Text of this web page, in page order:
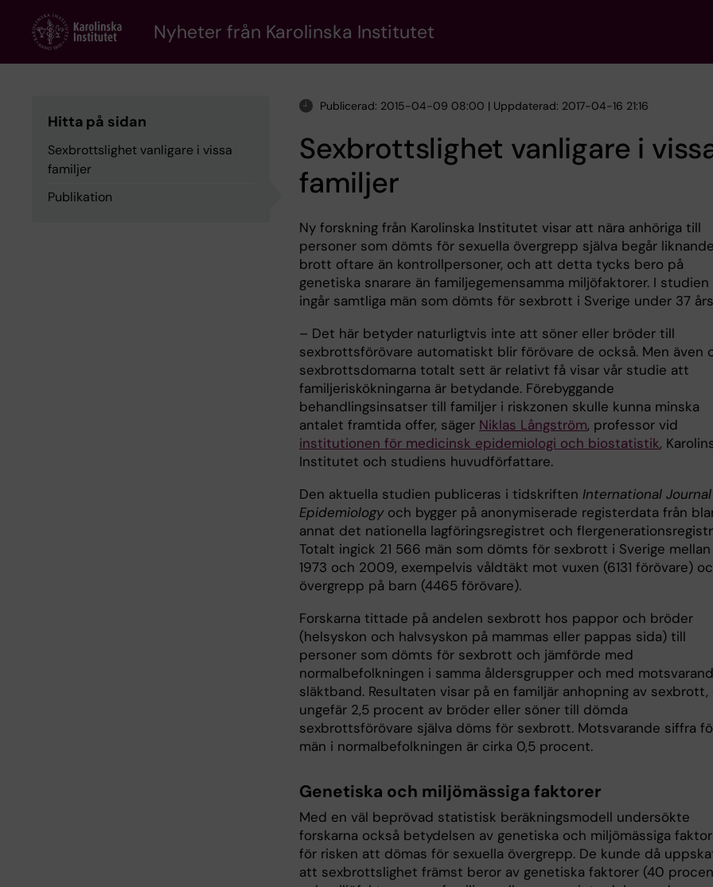
content
Nyheter från Karolinska Institutet
Hitta på sidan
Sexbrottslighet vanligare i vissa
familjer
Publikation
Publicerad: 2015-04-09 08:00 | Uppdaterad: 2017-04-16 21:16
Sexbrottslighet vanligare i
familjer
Ny forskning från Karolinska Institutet visar att nära anhöriga till
personer som dömts för sexuella övergrepp själva begår
brott oftare än kontrollpersoner, och att detta tycks bero på
genetiska snarare än familjegemensamma miljöfaktorer. I studien
ingår samtliga män som dömts för sexbrott i Sverige under 37
– Det här betyder naturligtvis inte att söner eller bröder till
sexbrottsförövare automatiskt blir förövare de också. Men även
sexbrottsdomarna totalt sett är relativt få visar vår studie att
familjeriskökningarna är betydande. Förebyggande
behandlingsinsatser till familjer i riskzonen skulle kunna minska
antalet framtida offer, säger Niklas Långström, professor vid
institutionen för medicinsk epidemiologi och biostatistik,
Institutet och studiens huvudförfattare.
Den aktuella studien publiceras i tidskriften International
Epidemiologyoch bygger på anonymiserade registerdata från
annat det nationella lagföringsregistret och
Totalt ingick 21 566 män som dömts för sexbrott i Sverige mellan
1973 och 2009, exempelvis våldtäkt mot vuxen (6131 förövare)
övergrepp på barn (4465 förövare).
Forskarna tittade på andelen sexbrott hos pappor och bröder
(helsyskon och halvsyskon på mammas eller pappas sida) till
personer som dömts för sexbrott och jämförde med
normalbefolkningen i samma åldersgrupper och med
släktband. Resultaten visar på en familjär anhopning av sexbrott,
ungefär 2,5 procent av bröder eller söner till dömda
sexbrottsförövare själva döms för sexbrott. Motsvarande siffra
män i normalbefolkningen är cirka 0,5 procent.
Genetiska och miljömässiga faktorer
Med en väl beprövad statistisk beräkningsmodell undersökte
forskarna också betydelsen av genetiska och miljömässiga
för risken att dömas för sexuella övergrepp. De kunde då
att sexbrottslighet främst beror av genetiska faktorer (40